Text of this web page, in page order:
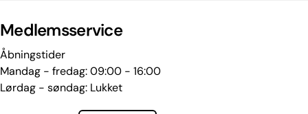
Medlemsservice
Åbningstider
Mandag - fredag: 09:00 - 16:00
Lørdag - søndag: Lukket